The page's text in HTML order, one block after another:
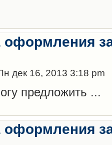
оформления
дек 16, 2013 3:18 pm
предложить ...
оформления